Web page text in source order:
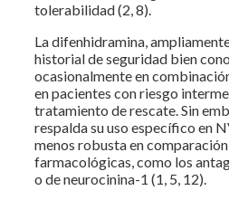
tolerabilidad (2, 8).
La difenhidramina,
historial de seguridad bien
ocasionalmente en
en pacientes con riesgo
tratamiento de rescate. Sin
respalda su uso específico en
menos robusta en
farmacológicas, como los
o de neurocinina-1 (1, 5, 12).